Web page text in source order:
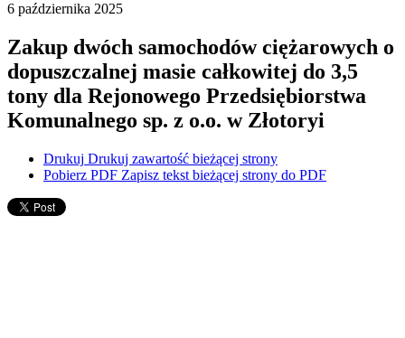
6 października 2025
Zakup dwóch samochodów ciężarowych o
dopuszczalnej masie całkowitej do 3,5
tony dla Rejonowego Przedsiębiorstwa
Komunalnego sp. z o.o. w Złotoryi
Drukuj Drukuj zawartość bieżącej strony
Pobierz PDF Zapisz tekst bieżącej strony do PDF